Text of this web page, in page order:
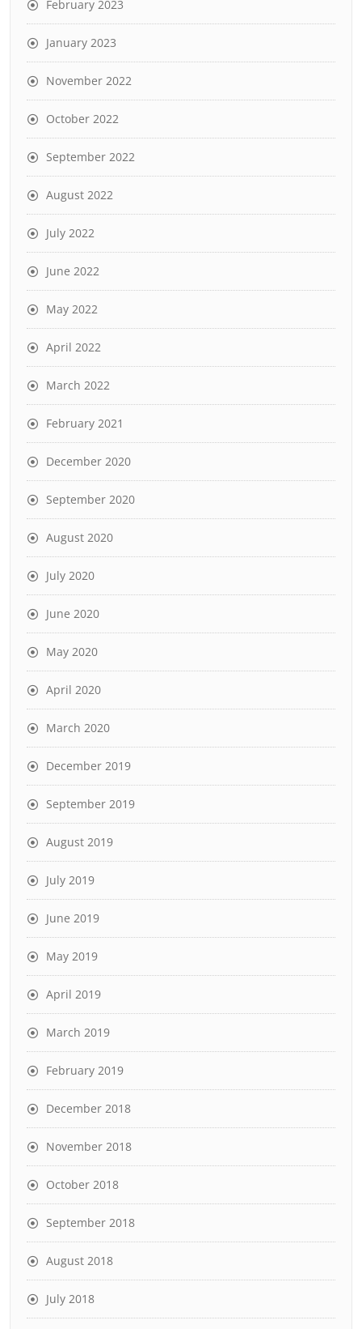
February 2023
January 2023
November 2022
October 2022
September 2022
August 2022
July 2022
June 2022
May 2022
April 2022
March 2022
February 2021
December 2020
September 2020
August 2020
July 2020
June 2020
May 2020
April 2020
March 2020
December 2019
September 2019
August 2019
July 2019
June 2019
May 2019
April 2019
March 2019
February 2019
December 2018
November 2018
October 2018
September 2018
August 2018
July 2018